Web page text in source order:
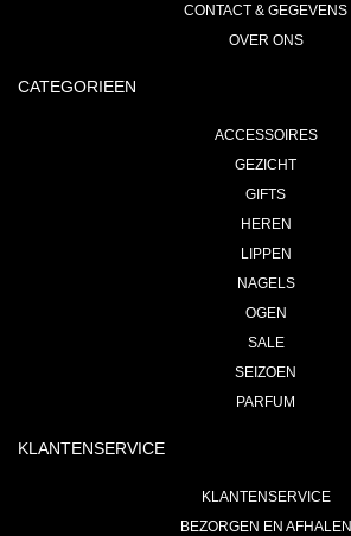
CONTACT & GEGEVENS
OVER ONS
CATEGORIEEN
ACCESSOIRES
GEZICHT
GIFTS
HEREN
LIPPEN
NAGELS
OGEN
SALE
SEIZOEN
PARFUM
KLANTENSERVICE
KLANTENSERVICE
BEZORGEN EN AFHALEN